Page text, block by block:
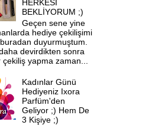
HERKESİ
BEKLİYORUM ;)
Geçen sene yine
hediye çekilişimi
duyurmuştum.
daha devirdikten sonra
yapma zaman...
Kadınlar Günü
Hediyeniz Ixora
Parfüm'den
Geliyor ;) Hem De
3 Kişiye ;)